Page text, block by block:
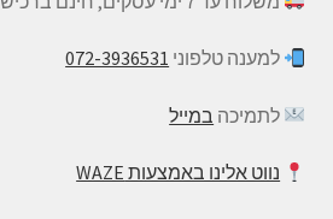
למענה טלפוני 072-3936531
לתמיכה במייל
נווט אלינו באמצעות WAZE